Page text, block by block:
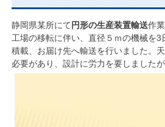
静岡県某所にて 円形の生産装置輸送作
工場の移転に伴い、直径５ｍの機械を
積載、お届け先へ輸送を行いました。
必要があり、設計に労力を要しました